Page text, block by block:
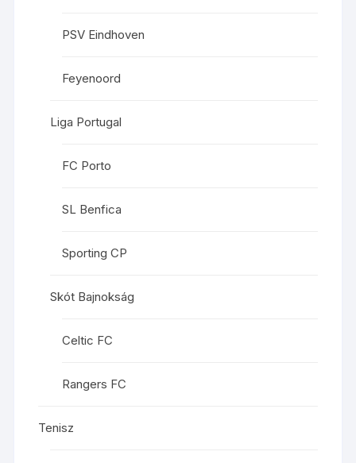
PSV Eindhoven
Feyenoord
Liga Portugal
FC Porto
SL Benfica
Sporting CP
Skót Bajnokság
Celtic FC
Rangers FC
Tenisz